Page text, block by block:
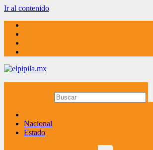
Ir al contenido
Nacional
Estado